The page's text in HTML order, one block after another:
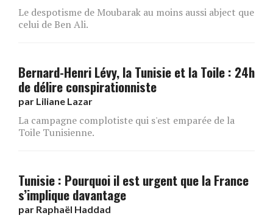
Le despotisme de Moubarak au moins aussi abject que
celui de Ben Ali.
Bernard-Henri Lévy, la Tunisie et la Toile : 24h
de délire conspirationniste
par Liliane Lazar
La campagne complotiste qui s'est emparée de la
Toile Tunisienne.
Tunisie : Pourquoi il est urgent que la France
s’implique davantage
par Raphaël Haddad